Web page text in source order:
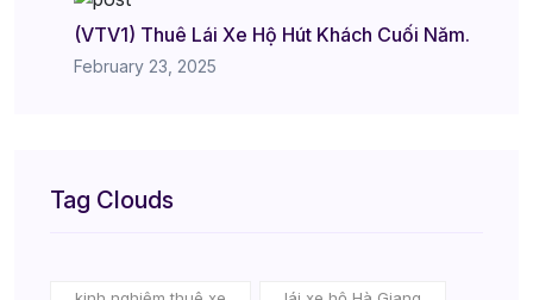
(VTV1) Thuê Lái Xe Hộ Hút Khách Cuối Năm.
February 23, 2025
Tag Clouds